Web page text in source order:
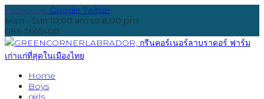
Facebook Google Twitter
Mon - Sun 10:00 am to 8:00 pm
086-3665400
Home
Boys
girls